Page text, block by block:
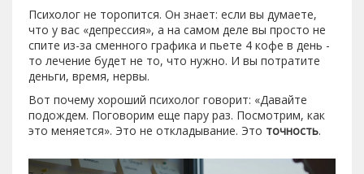
Психолог не торопится. Он знает: если вы думаете,
что у вас «депрессия», а на самом деле вы просто не
спите из-за сменного графика и пьете 4 кофе в день -
то лечение будет не то, что нужно. И вы потратите
деньги, время, нервы.
Вот почему хороший психолог говорит: «Давайте
подождем. Поговорим еще пару раз. Посмотрим, как
это меняется». Это не откладывание. Это точность.